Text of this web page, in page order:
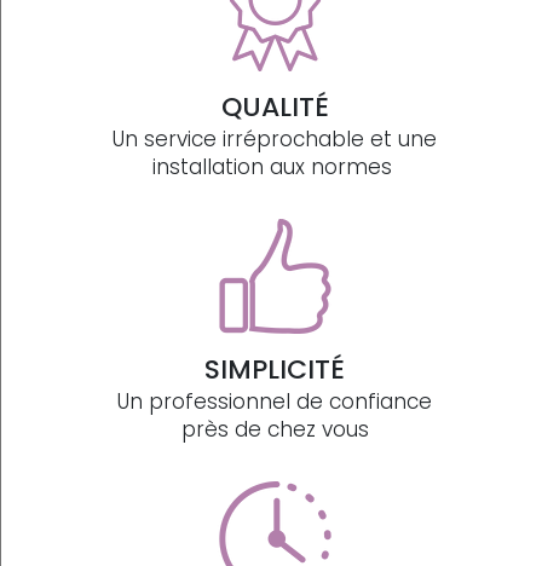
QUALITÉ
Un service irréprochable et une
installation aux normes
SIMPLICITÉ
Un professionnel de confiance
près de chez vous